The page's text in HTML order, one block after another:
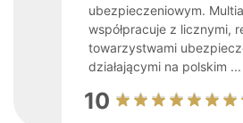
ubezpieczeniowym.
współpracuje z licznymi,
towarzystwami
działającymi na polskim ...
10